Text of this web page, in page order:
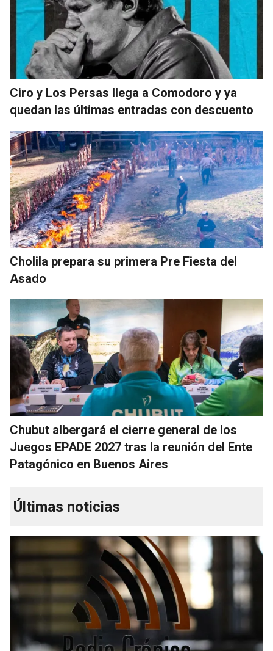
Ciro y Los Persas llega a Comodoro y ya
quedan las últimas entradas con descuento
Cholila prepara su primera Pre Fiesta del
Asado
Chubut albergará el cierre general de los
Juegos EPADE 2027 tras la reunión del Ente
Patagónico en Buenos Aires
Últimas noticias